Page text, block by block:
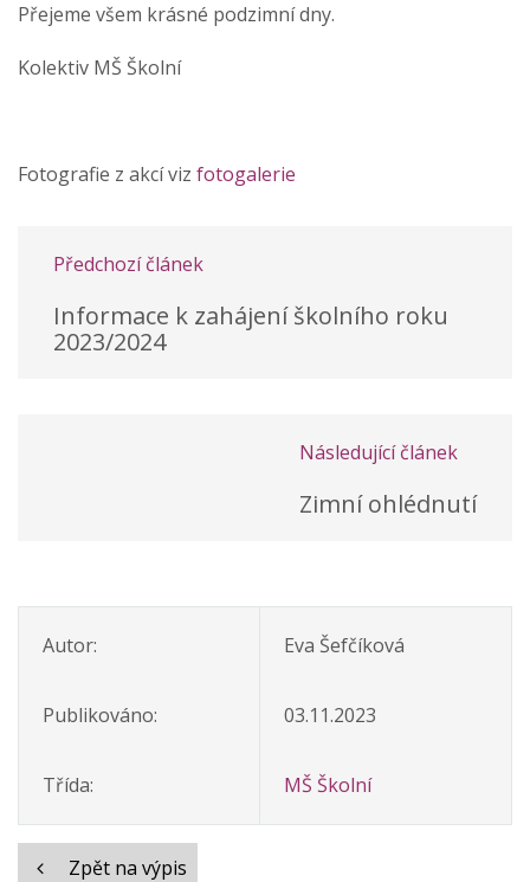
Přejeme všem krásné podzimní dny.
Kolektiv MŠ Školní
Fotografie z akcí viz fotogalerie
Předchozí článek
Informace k zahájení školního roku
2023/2024
Následující článek
Zimní ohlédnutí
Autor: Eva Šefčíková
Publikováno: 03.11.2023
Třída: MŠ Školní
Zpět na výpis